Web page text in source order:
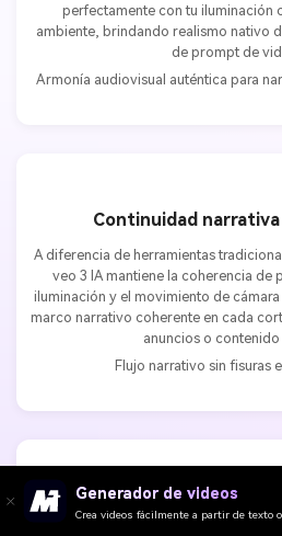
perfectamente con tu iluminación
ambiente, brindando realismo nativo
de prompt de
Armonía audiovisual auténtica para
Continuidad
A diferencia de herramientas
veo 3 IA mantiene la coherencia de
iluminación y el movimiento de
marco narrativo coherente en cada
anuncios o contenido
Flujo narrativo sin fisuras
Control avanzado de
Generador de videos
Crea videos fácilmente a partir de texto